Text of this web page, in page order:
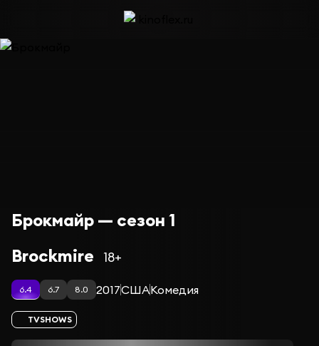
Брокмайр — сезон 1
Brockmire
18+
6.4 6.7 8.0 2017СШАКомедия
TVSHOWS